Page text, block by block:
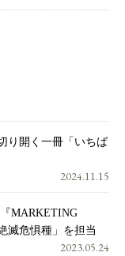
り開く一冊「いちば
2024.11.15
MARKETING
滅危惧種」を担当
2023.05.24